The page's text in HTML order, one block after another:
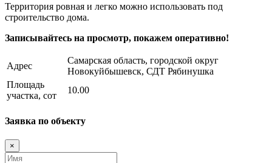
Территория ровная и легко можно использовать под
строительство дома.
Записывайтесь на просмотр, покажем оперативно!
Адрес
Самарская область, городской округ
Новокуйбышевск, СДТ Рябинушка
Площадь
участка, сот
10.00
Заявка по объекту
×
Имя